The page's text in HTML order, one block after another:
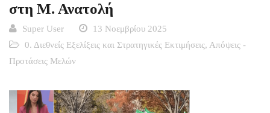
στη Μ. Ανατολή
Super User
13 Νοεμβρίου 2025
0. Διεθνείς Εξελίξεις και Στρατηγικές Εκτιμήσεις, Απόψεις -
Προτάσεις Μελών